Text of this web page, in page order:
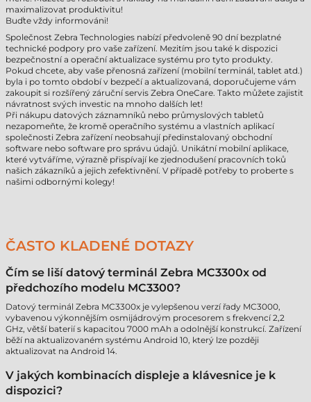
maximalizovat produktivitu!
Buďte vždy informováni!
Společnost Zebra Technologies nabízí předvoleně 90 dní bezplatné
technické podpory pro vaše zařízení. Mezitím jsou také k dispozici
bezpečnostní a operační aktualizace systému pro tyto produkty.
Pokud chcete, aby vaše přenosná zařízení (mobilní terminál, tablet atd.)
byla i po tomto období v bezpečí a aktualizovaná, doporučujeme vám
zakoupit si rozšířený záruční servis Zebra OneCare. Takto můžete zajistit
návratnost svých investic na mnoho dalších let!
Při nákupu datových záznamníků nebo průmyslových tabletů
nezapomeňte, že kromě operačního systému a vlastních aplikací
společnosti Zebra zařízení neobsahují předinstalovaný obchodní
software nebo software pro správu údajů. Unikátní mobilní aplikace,
které vytváříme, výrazně přispívají ke zjednodušení pracovních toků
našich zákazníků a jejich zefektivnění. V případě potřeby to proberte s
našimi odbornými kolegy!
ČASTO KLADENÉ DOTAZY
Čím se liší datový terminál Zebra MC3300x od
předchozího modelu MC3300?
Datový terminál Zebra MC3300x je vylepšenou verzí řady MC3000,
vybavenou výkonnějším osmijádrovým procesorem s frekvencí 2,2
GHz, větší baterií s kapacitou 7000 mAh a odolnější konstrukcí. Zařízení
běží na aktualizovaném systému Android 10, který lze později
aktualizovat na Android 14.
V jakých kombinacích displeje a klávesnice je k
dispozici?